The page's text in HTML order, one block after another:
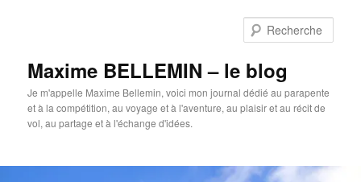
Maxime BELLEMIN – le blog
Je m'appelle Maxime Bellemin, voici mon journal dédié au parapente
et à la compétition, au voyage et à l'aventure, au plaisir et au récit de
vol, au partage et à l'échange d'idées.